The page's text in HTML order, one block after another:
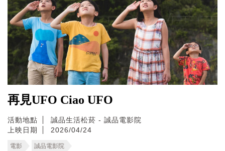
再見UFO Ciao UFO
活動地點
誠品生活松菸 - 誠品電影院
上映日期
2026/04/24
電影 誠品電影院